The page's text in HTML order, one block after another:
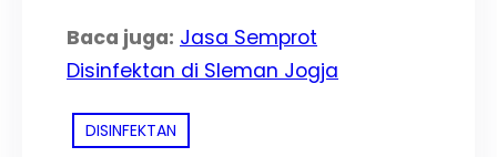
Baca juga: Jasa Semprot
Disinfektan di Sleman Jogja
DISINFEKTAN